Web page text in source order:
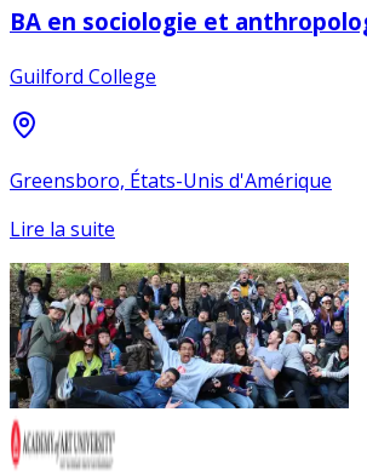
BA en sociologie et
Guilford College
Greensboro, États-Unis d'Amérique
Lire la suite